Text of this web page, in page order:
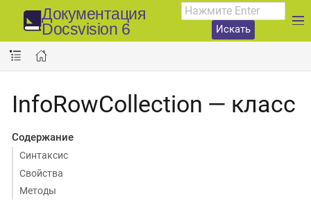
Документация
Docsvision 6
Искать
InfoRowCollection — класс
Содержание
Синтаксис
Свойства
Методы